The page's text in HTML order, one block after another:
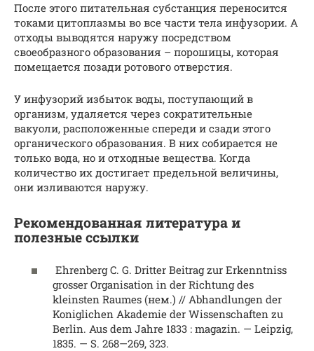
После этого питательная субстанция переносится
токами цитоплазмы во все части тела инфузории. А
отходы выводятся наружу посредством
своеобразного образования – порошицы, которая
помещается позади ротового отверстия.
У инфузорий избыток воды, поступающий в
организм, удаляется через сократительные
вакуоли, расположенные спереди и сзади этого
органического образования. В них собирается не
только вода, но и отходные вещества. Когда
количество их достигает предельной величины,
они изливаются наружу.
Рекомендованная литература и
полезные ссылки
Ehrenberg C. G. Dritter Beitrag zur Erkenntniss
grosser Organisation in der Richtung des
kleinsten Raumes (нем.) // Abhandlungen der
Koniglichen Akademie der Wissenschaften zu
Berlin. Aus dem Jahre 1833 : magazin. — Leipzig,
1835. — S. 268—269, 323.